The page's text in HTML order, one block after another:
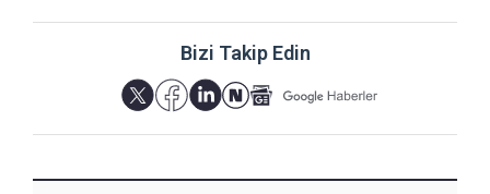
Bizi Takip Edin